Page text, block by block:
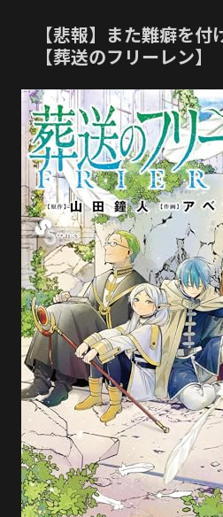
【悲報】また難癖を
【葬送のフリーレン】